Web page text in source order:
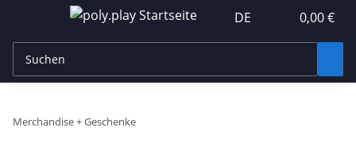
DE 0,00 €
Merchandise + Geschenke